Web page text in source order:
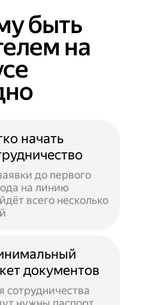
быть
на
начать
до первого
на линию
всего несколько
документов
сотрудничества